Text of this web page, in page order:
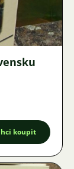
koupit